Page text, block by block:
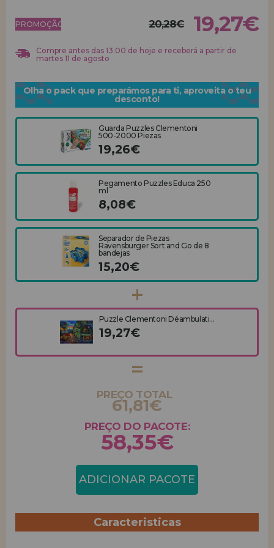
REGISTRO DE REVENDEDOR
PROMOÇÃO! 20,28€ 19,27€
Compre antes das 13:00 de hoje e receberá a partir de
martes 11 de agosto
Olha o pack que preparámos para ti, aproveita o teu
desconto!
Guarda Puzzles Clementoni
500-2000 Piezas
19,26€
Pegamento Puzzles Educa 250
ml
8,08€
Separador de Piezas
Ravensburger Sort and Go de 8
bandejas
15,20€
Puzzle Clementoni Déambulati...
19,27€
PREÇO TOTAL
61,81€
PREÇO DO PACOTE:
58,35€
ADICIONAR PACOTE
Caracteristicas